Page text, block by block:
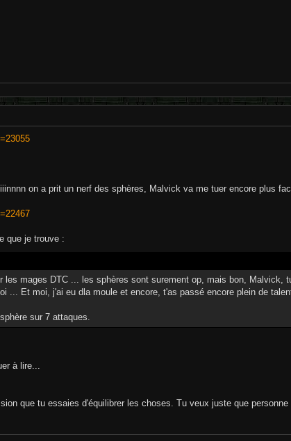
on a prit un nerf des sphères, Malvick va me tuer encore plus
que je trouve :
les mages DTC ... les sphères sont surement op, mais bon,
... Et moi, j'ai eu dla moule et encore, t'as passé encore plein de
sur 7 attaques.
à lire...
que tu essaies d'équilibrer les choses. Tu veux juste que